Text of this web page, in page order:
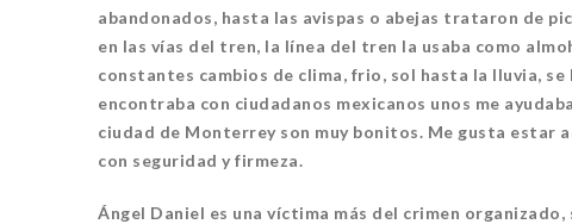
abandonados, hasta las avispas o abejas trataron de
en las vías del tren, la línea del tren la usaba como
constantes cambios de clima, frio, sol hasta la lluvia, se
encontraba con ciudadanos mexicanos unos me
ciudad de Monterrey son muy bonitos. Me gusta estar
con seguridad y firmeza.
Ángel Daniel es una víctima más del crimen